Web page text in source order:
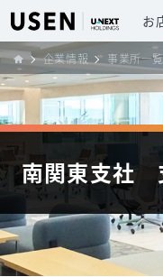
お
企業情報 事業所一
南関東支社